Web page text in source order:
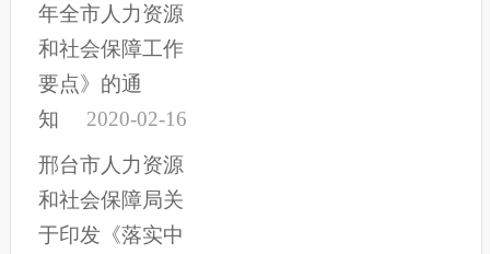
年全市人力资源
和社会保障工作
要点》的通
知
2020-02-16
邢台市人力资源
和社会保障局关
于印发《落实中